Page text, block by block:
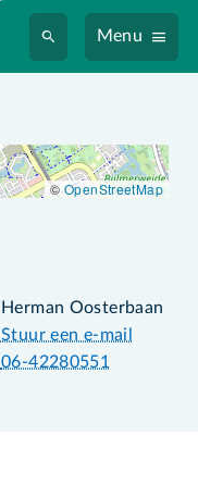
Menu
Herman Oosterbaan
Stuur een e-mail
06-42280551
©OpenStreetMap